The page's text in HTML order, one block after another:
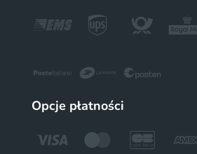
Opcje płatności